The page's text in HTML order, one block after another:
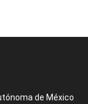
de México